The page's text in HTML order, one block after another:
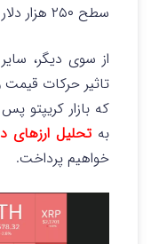
سطح ۲۵۰ هزار دلار برسد.
از سوی دیگر،
تاثیر حرکات قیمت
که بازار کریپتو
به تحلیل ارزهای
خواهیم پرداخت.